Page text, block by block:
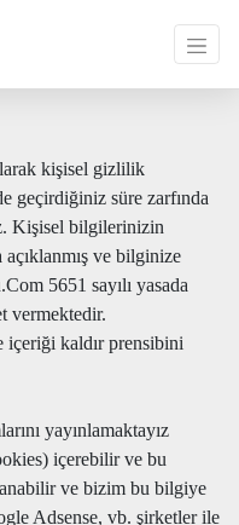
kişisel gizlilik
geçirdiğiniz süre zarfında
Kişisel bilgilerinizin
ve bilginize
5651 sayılı yasada
vermektedir.
kaldır prensibini
yayınlamaktayız
içerebilir ve bu
ve bizim bu bilgiye
Adsense, vb. şirketler ile